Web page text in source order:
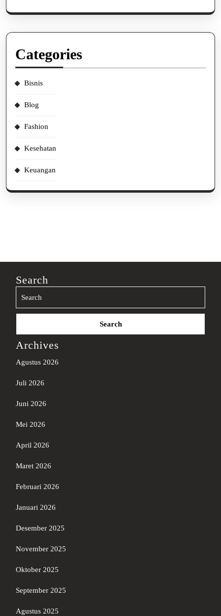
Categories
Bisnis
Blog
Fashion
Kesehatan
Keuangan
Search
Search
Archives
Agustus 2026
Juli 2026
Juni 2026
Mei 2026
April 2026
Maret 2026
Februari 2026
Januari 2026
Desember 2025
November 2025
Oktober 2025
September 2025
Agustus 2025